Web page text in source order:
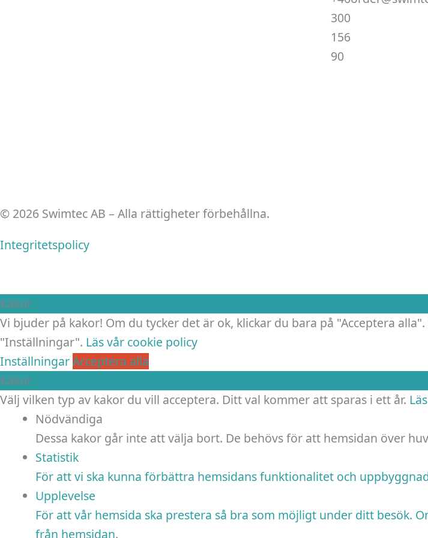
300
156
90
© 2026 Swimtec AB – Alla rättigheter förbehållna.
Integritetspolicy
Kakor
Vi bjuder på kakor! Om du tycker det är ok, klickar du bara på "Acceptera
"Inställningar". Läs vår cookie policy
InställningarAcceptera alla
Kakor
Välj vilken typ av kakor du vill acceptera. Ditt val kommer att sparas i ett år.
Nödvändiga
Dessa kakor går inte att välja bort. De behövs för att hemsidan över
Statistik
För att vi ska kunna förbättra hemsidans funktionalitet och
Upplevelse
För att vår hemsida ska prestera så bra som möjligt under ditt besök.
från hemsidan.